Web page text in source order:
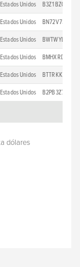
Estados Unidos B3Z1BZ0
Estados Unidos BN72V73
Estados Unidos BWTWYL9
Estados Unidos BMHXRD7
Estados Unidos BTTRKK4
Estados Unidos B2PB3Z7
dólares